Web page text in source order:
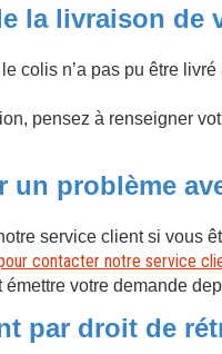
la livraison de
colis n’a pas pu être
pensez à renseigner
un problème
service client si vous
contacter notre service
votre demande
par droit de